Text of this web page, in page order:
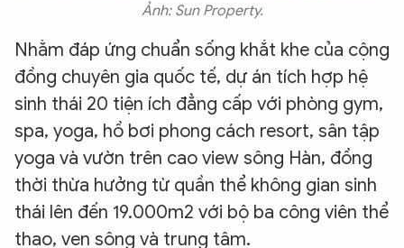
Ảnh: Sun Property.
Nhằm đáp ứng chuẩn sống khắt khe của cộng
đồng chuyên gia quốc tế, dự án tích hợp hệ
sinh thái 20 tiện ích đẳng cấp với phòng gym,
spa, yoga, hồ bơi phong cách resort, sân tập
yoga và vườn trên cao view sông Hàn, đồng
thời thừa hưởng từ quần thể không gian sinh
thái lên đến 19.000m2 với bộ ba công viên thể
thao, ven sông và trung tâm.